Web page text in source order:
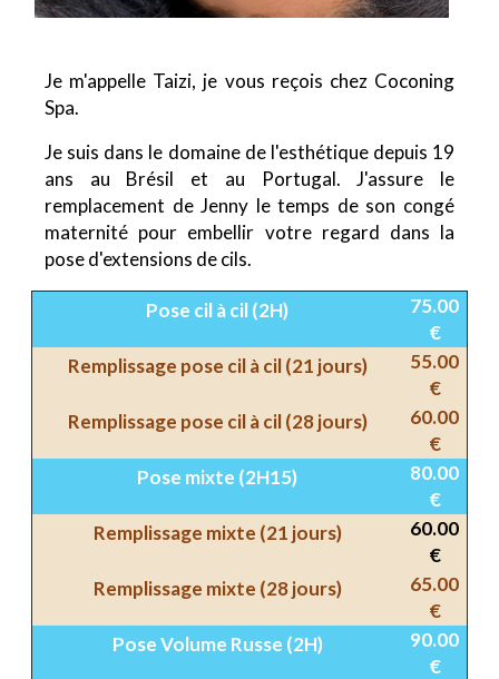
Je m'appelle Taizi, je vous reçois chez Coconing
Spa.
Je suis dans le domaine de l'esthétique depuis 19
ans au Brésil et au Portugal. J'assure le
remplacement de Jenny le temps de son congé
maternité pour embellir votre regard dans la
pose d'extensions de cils.
Pose cil à cil (2H)
75.00
€
Remplissage pose cil à cil (21 jours)
55.00
€
Remplissage pose cil à cil (28 jours)
60.00
€
Pose mixte (2H15)
80.00
€
Remplissage mixte (21 jours)
60.00
€
Remplissage mixte (28 jours)
65.00
€
Pose Volume Russe (2H)
90.00
€